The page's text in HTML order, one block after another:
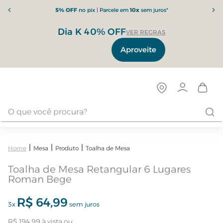
5% OFFno pix | Parcele em10xsem juros*
Dia K 40% OFFVER REGRAS
Aproveite
Mesa Produto Toalha de Mesa
Toalha de Mesa Retangular 6 Lugares
Roman Bege
3x R$ 64,99 sem juros